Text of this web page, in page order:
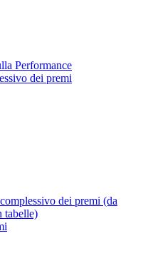
Performance
dei premi
dei premi (da
tabelle)